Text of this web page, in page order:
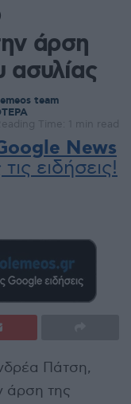
άρση
ασυλίας
team
Time: 1 min read
News
ειδήσεις!
Πάτση,
άρση της